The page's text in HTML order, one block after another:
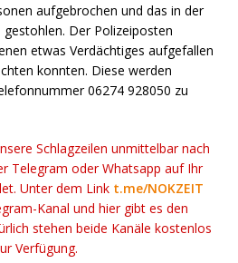
aufgebrochen und das in der
Der Polizeiposten
etwas Verdächtiges aufgefallen
konnten. Diese werden
06274 928050 zu
Schlagzeilen unmittelbar nach
Telegram oder Whatsapp auf Ihr
Unter dem Link t.me/NOKZEIT
Kanal und hier gibt es den
stehen beide Kanäle kostenlos
Verfügung.